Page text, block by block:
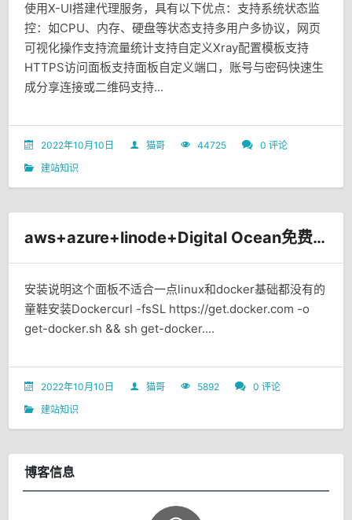
使用X-UI搭建代理服务，具有以下优点：支持系统状态监
控：如CPU、内存、硬盘等状态支持多用户多协议，网页
可视化操作支持流量统计支持自定义Xray配置模板支持
HTTPS访问面板支持面板自定义端口，账号与密码快速生
成分享连接或二维码支持...
2022年10月10日 猫哥 44725
0 评论
建站知识
aws+azure+linode+Digital Ocean免费开机面板搭建文档
安装说明这个面板不适合一点linux和docker基础都没有的
童鞋安装Dockercurl -fsSL https://get.docker.com -o
get-docker.sh && sh get-docker....
2022年10月10日 猫哥 5892
0 评论
建站知识
博客信息